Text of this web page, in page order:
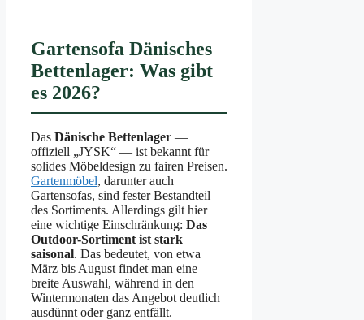
Gartensofa Dänisches
Bettenlager: Was gibt
es 2026?
Das Dänische Bettenlager —
offiziell „JYSK“ — ist bekannt für
solides Möbeldesign zu fairen Preisen.
Gartenmöbel, darunter auch
Gartensofas, sind fester Bestandteil
des Sortiments. Allerdings gilt hier
eine wichtige Einschränkung: Das
Outdoor-Sortiment ist stark
saisonal. Das bedeutet, von etwa
März bis August findet man eine
breite Auswahl, während in den
Wintermonaten das Angebot deutlich
ausdünnt oder ganz entfällt.